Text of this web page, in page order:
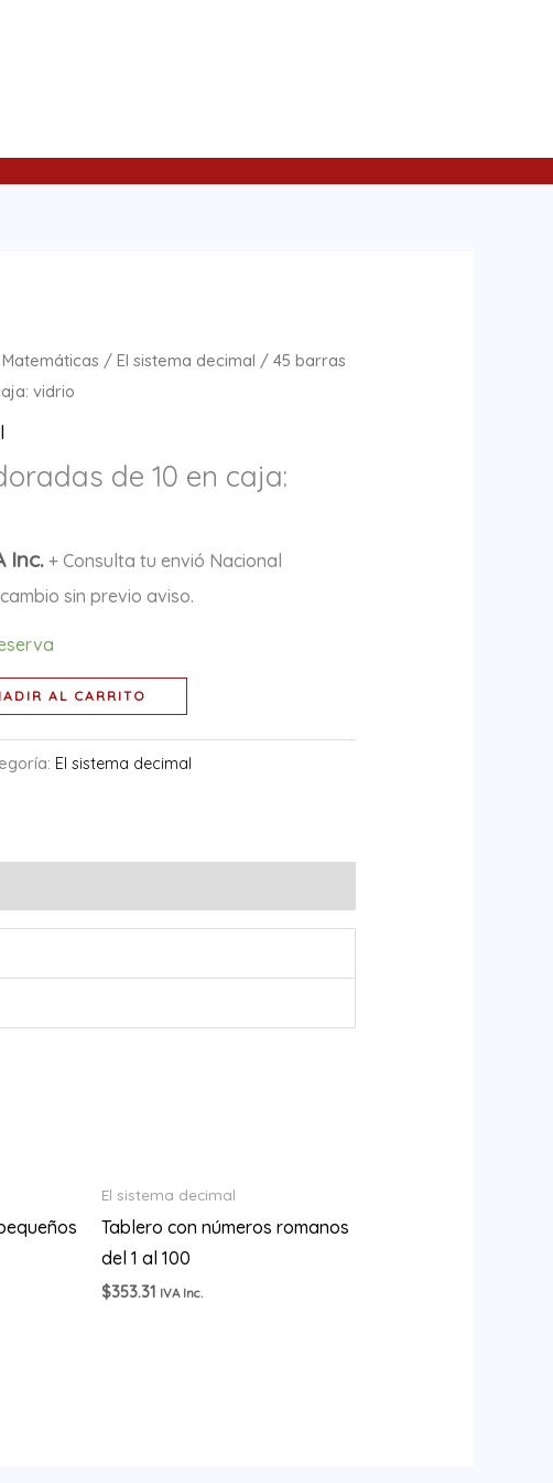
Matemáticas /El sistema decimal / 45 barras
vidrio
de 10 en caja:
Inc. + Consulta tu envió Nacional
sin previo aviso.
AL CARRITO
El sistema decimal
El sistema decimal
Tablero con números romanos
del 1 al 100
$353.31 IVA Inc.